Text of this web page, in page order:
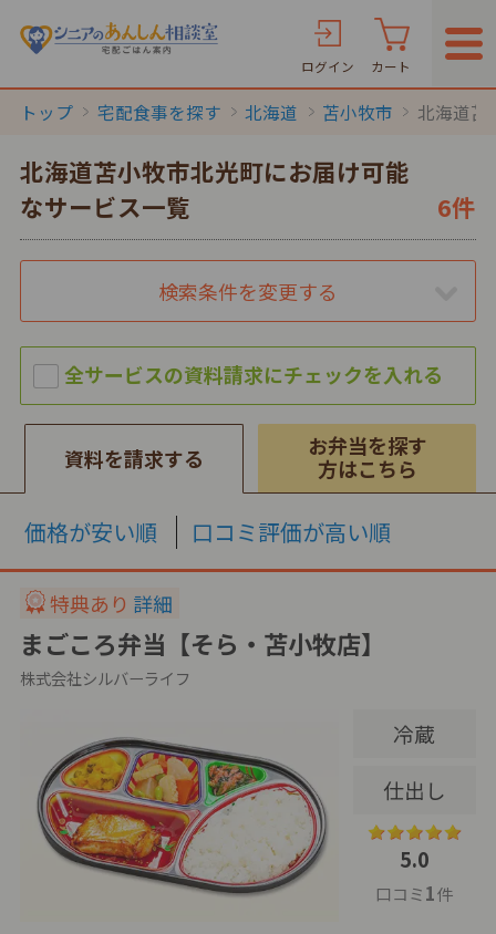
ログイン カート
トップ 宅配食事を探す 北海道 苫小牧市 北海道苫
北海道苫小牧市北光町にお届け可能
なサービス一覧
6件
検索条件を変更する
資料を請求する
お弁当を探す
方はこちら
価格が安い順 口コミ評価が高い順
特典あり 詳細
まごころ弁当【そら・苫小牧店】
株式会社シルバーライフ
冷蔵
仕出し
5.0
口コミ1件